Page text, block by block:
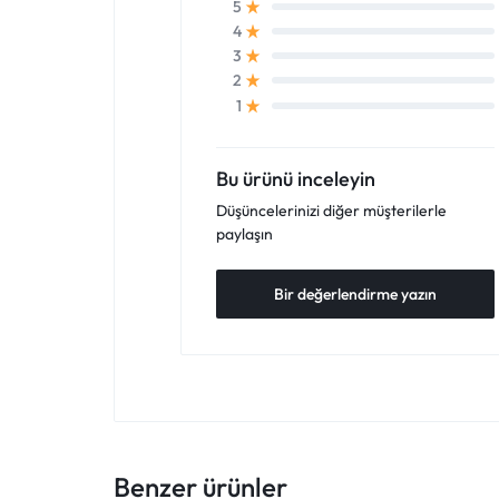
5
4
3
2
1
Bu ürünü inceleyin
Düşüncelerinizi diğer müşterilerle
paylaşın
Bir değerlendirme yazın
Benzer ürünler